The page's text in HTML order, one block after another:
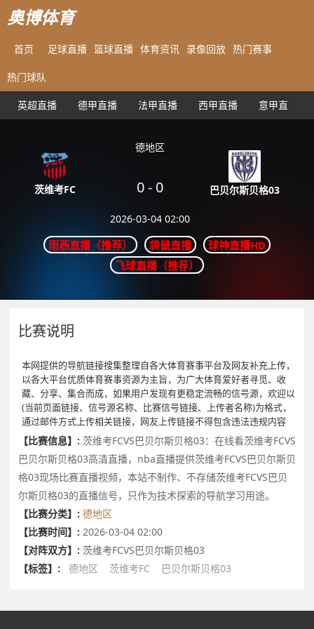
奥博体育
首页 足球直播 篮球直播 体育资讯 录像回放 热门赛事
热门球队
英超直播 德甲直播 法甲直播 西甲直播 意甲直播
茨维考FC
德地区
0- 0
2026-03-04 02:00
巴贝尔斯贝格03
雨燕直播（推荐） 袋鼠直播
球神直播HD
飞球直播（推荐）
比赛说明
本网提供的导航链接搜集整理自各大体育赛事平台及网友补充上传，
以各大平台优质体育赛事资源为主旨，为广大体育爱好者寻觅、收
藏、分享、集合而成，如果用户发现有更稳定流畅的信号源，欢迎以
(当前页面链接、信号源名称、比赛信号链接、上传者名称)为格式，
通过邮件方式上传相关链接，网友上传链接不得包含违法违规内容
【比赛信息】: 茨维考FCVS巴贝尔斯贝格03：在线看茨维考FCVS
巴贝尔斯贝格03高清直播，nba直播提供茨维考FCVS巴贝尔斯贝
格03现场比赛直播视频，本站不制作、不存储茨维考FCVS巴贝
尔斯贝格03的直播信号，只作为技术探索的导航学习用途。
【比赛分类】: 德地区
【比赛时间】: 2026-03-04 02:00
【对阵双方】: 茨维考FCVS巴贝尔斯贝格03
【标签】:
德地区 茨维考FC 巴贝尔斯贝格03